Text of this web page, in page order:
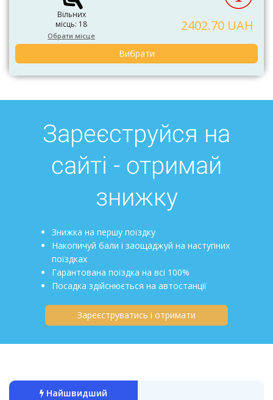
Вільних
місць: 18
Обрати місце
2402.70 UAH
Вибрати
Зареєструйся на
сайті - отримай
знижку
Знижка на першу поїздку
Накопичуй бали і заощаджуй на наступних
поїздках
Гарантована поїздка на всі 100%
Посадка здійснюється на автостанції
Зареєструватись і отримати
Найшвидший